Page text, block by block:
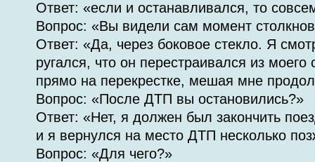
Ответ: «если и останавливался, то
Вопрос: «Вы видели сам момент
Ответ: «Да, через боковое стекло. Я
ругался, что он перестраивался из
прямо на перекрестке, мешая мне
Вопрос: «После ДТП вы остановились?»
Ответ: «Нет, я должен был закончить
и я вернулся на место ДТП несколько
Вопрос: «Для чего?»